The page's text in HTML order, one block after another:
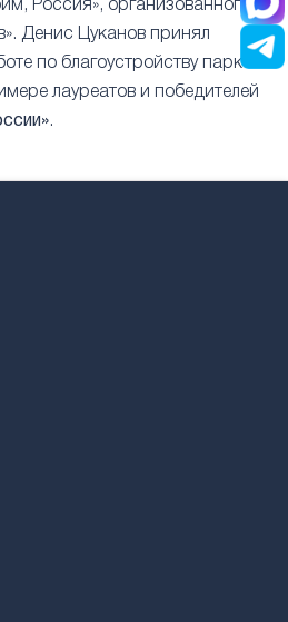
Россия», организованного
Денис Цуканов принял
по благоустройству парков
лауреатов и победителей
.